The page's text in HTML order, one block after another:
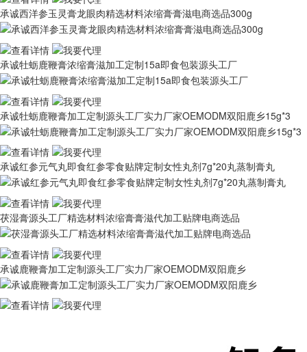
承诚西洋参玉灵膏龙眼肉精选材料浓缩膏膏滋电商选品300g
承诚牡蛎鹿鞭膏浓缩膏滋加工定制15a即食包装源头工厂
承诚牡蛎鹿鞭膏加工定制源头工厂实力厂家OEMODM双阳鹿乡15g*3
承诚红参元气丸即食红参零食贴牌定制女性丸剂7g*20丸蒸制膏丸
茯湿膏源头工厂精选材料浓缩膏膏滋代加工贴牌电商选品
承诚鹿鞭膏加工定制源头工厂实力厂家OEMODM双阳鹿乡